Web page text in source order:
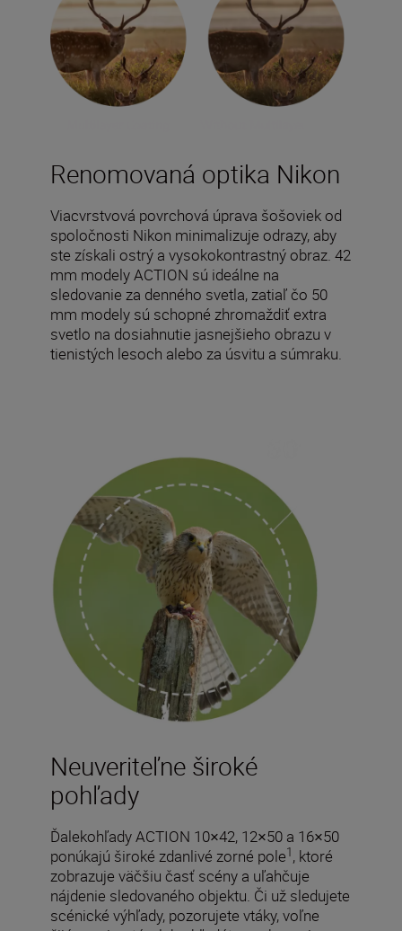
Renomovaná optika Nikon
Viacvrstvová povrchová úprava šošoviek od
spoločnosti Nikon minimalizuje odrazy, aby
ste získali ostrý a vysokokontrastný obraz. 42
mm modely ACTION sú ideálne na
sledovanie za denného svetla, zatiaľ čo 50
mm modely sú schopné zhromaždiť extra
svetlo na dosiahnutie jasnejšieho obrazu v
tienistých lesoch alebo za úsvitu a súmraku.
Neuveriteľne široké
pohľady
Ďalekohľady ACTION 10×42, 12×50 a 16×50
ponúkajú široké zdanlivé zorné pole1, ktoré
zobrazuje väčšiu časť scény a uľahčuje
nájdenie sledovaného objektu. Či už sledujete
scénické výhľady, pozorujete vtáky, voľne